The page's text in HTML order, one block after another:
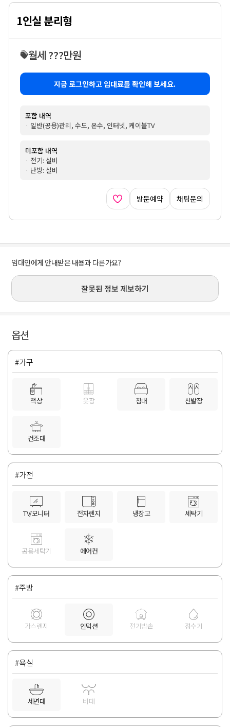
1인실 분리형
월세 ???만원
지금 로그인하고 임대료를 확인해 보세요.
포함 내역
· 일반(공용)관리, 수도, 온수, 인터넷, 케이블TV
미포함 내역
· 전기: 실비
· 난방: 실비
방문예약 채팅문의
임대인에게 안내받은 내용과 다른가요?
잘못된 정보 제보하기
옵션
#가구
책상 옷장 침대 신발장
건조대
#가전
TV/모니터 전자렌지 냉장고 세탁기
공용세탁기 에어컨
#주방
가스렌지 인덕션 전기밥솥 정수기
#욕실
세면대 비데